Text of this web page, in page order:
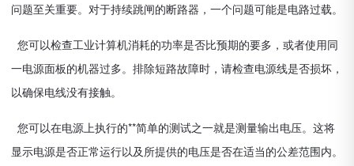
问题至关重要。对于持续跳闸的断路器，一个问题可能是电路过载。
您可以检查工业计算机消耗的功率是否比预期的要多，或者使用同
一电源面板的机器过多。排除短路故障时，请检查电源线是否损坏，
以确保电线没有接触。
您可以在电源上执行的**简单的测试之一就是测量输出电压。这将
显示电源是否正常运行以及所提供的电压是否在适当的公差范围内。